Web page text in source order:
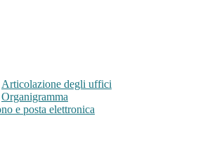
Articolazione degli uffici
Organigramma
e posta elettronica